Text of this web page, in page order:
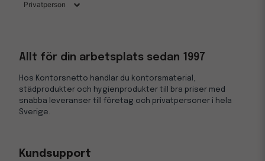
Allt för din arbetsplats sedan 1997
Hos Kontorsnetto handlar du kontorsmaterial,
städprodukter och hygienprodukter till bra priser med
snabba leveranser till företag och privatpersoner i hela
Sverige.
Kundsupport